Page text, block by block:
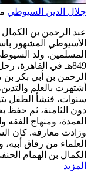
جلال الدين السيوطي
عبد الرحمن بن
الأسيوطي المشهور
المسلمين. ولد
849هـ في
الرحمن بن أبي بكر
أشتهرت بالعلم
سنوات، فنشأ الطفل
دون الثامنة، ثم حفظ
العمدة، ومنهاج
وزادت معارفه. كان
العلماء من رفاق
الكمال بن الهمام
المزيد